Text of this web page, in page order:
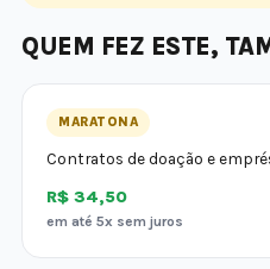
QUEM FEZ ESTE,
MARATONA
Contratos de doação e
R$ 34,50
em até 5x sem juros